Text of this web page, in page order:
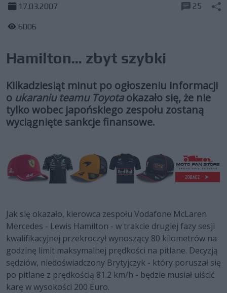
17.03.2007
6006
25
Hamilton... zbyt szybki
Kilkadziesiąt minut po ogłoszeniu informacji
o ukaraniu teamu Toyotaokazało się, że nie
tylko wobec japońskiego zespołu zostaną
wyciągnięte sankcje finansowe.
Jak się okazało, kierowca zespołu Vodafone McLaren
Mercedes - Lewis Hamilton - w trakcie drugiej fazy sesji
kwalifikacyjnej przekroczył wynoszący 80 kilometrów na
godzinę limit maksymalnej prędkości na pitlane. Decyzją
sędziów, niedoświadczony Brytyjczyk - który poruszał się
po pitlane z prędkością 81.2 km/h - będzie musiał uiścić
karę w wysokości 200 Euro.